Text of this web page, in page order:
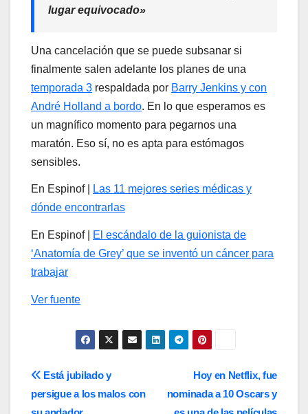
lugar equivocado»
Una cancelación que se puede subsanar si
finalmente salen adelante los planes de una
temporada 3 respaldada por Barry Jenkins y con
André Holland a bordo. En lo que esperamos es
un magnífico momento para pegarnos una
maratón. Eso sí, no es apta para estómagos
sensibles.
En Espinof |
Las 11 mejores series médicas y
dónde encontrarlas
En Espinof |
El escándalo de la guionista de
‘Anatomía de Grey’ que se inventó un cáncer para
trabajar
Ver fuente
Navegación
de
Hoy en Netflix, fue
nominada a 10 Oscars y
Está jubilado y
persigue a los malos con